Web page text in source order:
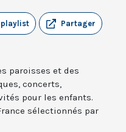
Partager
playlist
paroisses et des
concerts,
pour les enfants.
sélectionnés par